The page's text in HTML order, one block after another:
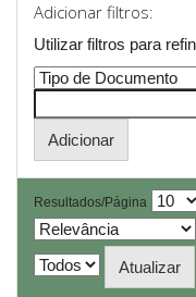
Adicionar filtros:
Utilizar filtros para
Resultados/Página